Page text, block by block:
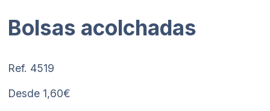
Bolsas acolchadas
Ref. 4519
Desde 1,60€